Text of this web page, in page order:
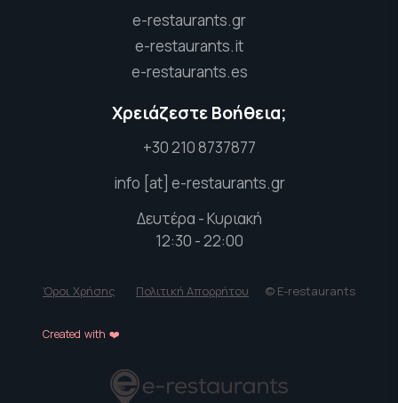
e-restaurants.gr
e-restaurants.it
e-restaurants.es
Χρειάζεστε Βοήθεια;
+30 210 8737877
info [at] e-restaurants.gr
Δευτέρα - Κυριακή
12:30 - 22:00
Όροι Χρήσης Πολιτική Απορρήτου © E-restaurants
Created with ❤️